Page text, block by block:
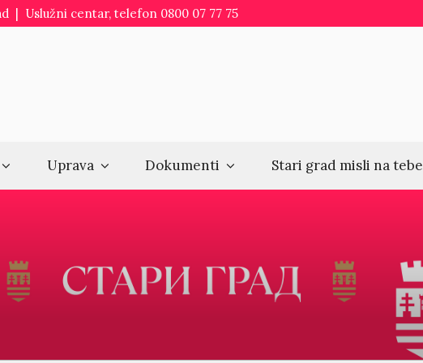
| Uslužni centar, telefon 0800 07 77 75
Uprava Dokumenti Stari grad misli na tebe